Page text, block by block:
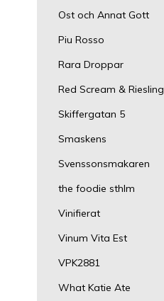
Ost och Annat Gott
Piu Rosso
Rara Droppar
Red Scream & Riesling
Skiffergatan 5
Smaskens
Svenssonsmakaren
the foodie sthlm
Vinifierat
Vinum Vita Est
VPK2881
What Katie Ate